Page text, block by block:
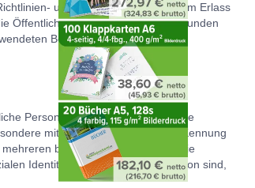
und Verordnungsgeber beim Erlass
Öffentlichkeit als auch für unsere Kunden
Begrifflichkeiten erläutern.
Person (im Folgenden „betroffene
mittels Zuordnung zu einer Kennung
besonderen Merkmalen, die
Identität dieser natürlichen Person sind,